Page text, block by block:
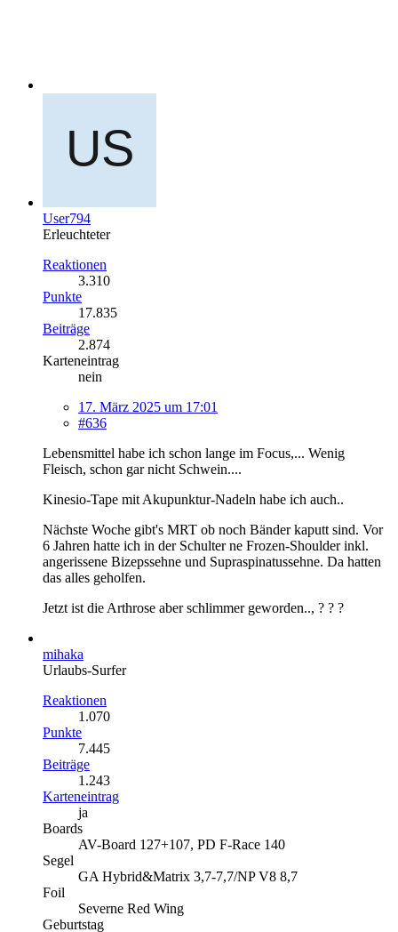
User794
Erleuchteter
Reaktionen
3.310
Punkte
17.835
Beiträge
2.874
Karteneintrag
nein
17. März 2025 um 17:01
#636
Lebensmittel habe ich schon lange im Focus,... Wenig
Fleisch, schon gar nicht Schwein....
Kinesio-Tape mit Akupunktur-Nadeln habe ich auch..
Nächste Woche gibt's MRT ob noch Bänder kaputt sind. Vor
6 Jahren hatte ich in der Schulter ne Frozen-Shoulder inkl.
angerissene Bizepssehne und Supraspinatussehne. Da hatten
das alles geholfen.
Jetzt ist die Arthrose aber schlimmer geworden.., ? ? ?
mihaka
Urlaubs-Surfer
Reaktionen
1.070
Punkte
7.445
Beiträge
1.243
Karteneintrag
ja
Boards
AV-Board 127+107, PD F-Race 140
Segel
GA Hybrid&Matrix 3,7-7,7/NP V8 8,7
Foil
Severne Red Wing
Geburtstag